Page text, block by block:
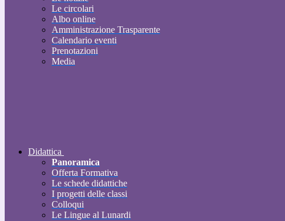
Le circolari
Albo online
Amministrazione Trasparente
Calendario eventi
Prenotazioni
Media
Didattica
Panoramica
Offerta Formativa
Le schede didattiche
I progetti delle classi
Colloqui
Le Lingue al Lunardi